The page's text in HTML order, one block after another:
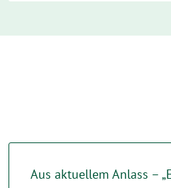
Aus aktuellem Anlass –